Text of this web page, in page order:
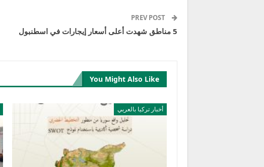
5 مناطق شهدت أعلى أسعار إيجارات في اسطنبول
You Might Also Like
أخبار تركيا بالعربي